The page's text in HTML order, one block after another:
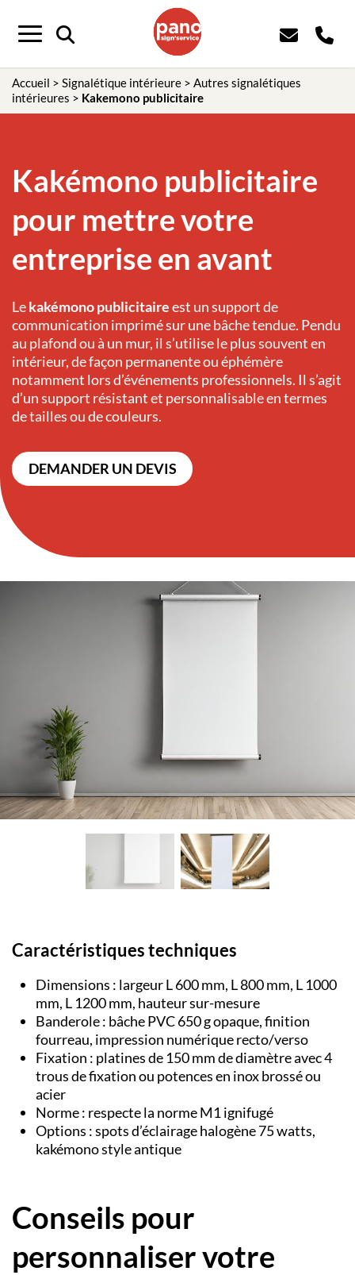
Menu
Accueil > Signalétique intérieure > Autres signalétiques
intérieures > Kakemono publicitaire
Kakémono publicitaire
pour mettre votre
entreprise en avant
Lekakémono publicitaireest un support de
communication imprimé sur une bâche tendue. Pendu
au plafond ou à un mur, il s’utilise le plus souvent en
intérieur, de façon permanente ou éphémère
notamment lors d’événements professionnels. Il s’agit
d’un support résistant et personnalisable en termes
de tailles ou de couleurs.
DEMANDER UN DEVIS
Caractéristiques techniques
Dimensions : largeur L 600 mm, L 800 mm, L 1000
mm, L 1200 mm, hauteur sur-mesure
Banderole : bâche PVC 650 g opaque, finition
fourreau, impression numérique recto/verso
Fixation : platines de 150 mm de diamètre avec 4
trous de fixation ou potences en inox brossé ou
acier
Norme : respecte la norme M1 ignifugé
Options : spots d’éclairage halogène 75 watts,
kakémono style antique
Conseils pour
personnaliser votre
Panneau de gestion des cookies